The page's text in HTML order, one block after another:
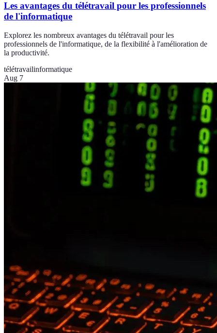
Les avantages du télétravail pour les professionnels
de l'informatique
Explorez les nombreux avantages du télétravail pour les
professionnels de l'informatique, de la flexibilité à l'amélioration de
la productivité.
télétravailinformatique
Aug 7